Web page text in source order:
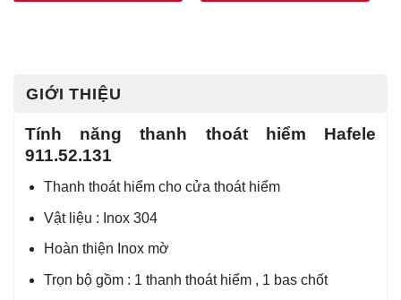
GIỚI THIỆU
Tính năng thanh thoát hiểm Hafele
911.52.131
Thanh thoát hiểm cho cửa thoát hiểm
Vật liệu : Inox 304
Hoàn thiện Inox mờ
Trọn bộ gồm : 1 thanh thoát hiểm , 1 bas chốt